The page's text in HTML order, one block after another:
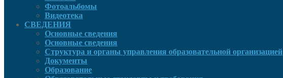
Фотоальбомы
Видеотека
СВЕДЕНИЯ
Основные сведения
Основные сведения
Структура и органы управления образовательной организацией
Документы
Образование